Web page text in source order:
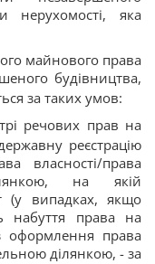
нерухомості, яка
майнового права
будівництва,
за таких умов:
речових прав на
реєстрацію
власності/права
на якій
(у випадках, якщо
набуття права на
оформлення права
ділянкою, - за